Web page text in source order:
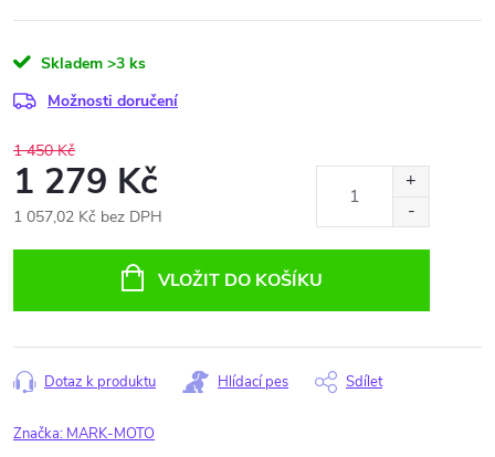
Skladem >3 ks
Možnosti doručení
1 450 Kč
1 279 Kč
1 057,02 Kč bez DPH
VLOŽIT DO KOŠÍKU
Dotaz k produktu Hlídací pes Sdílet
Značka: MARK-MOTO